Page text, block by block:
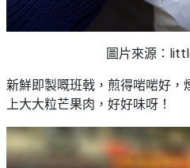
圖片來源：
新鮮即製嘅班戟，煎得啱啱好，
上大大粒芒果肉，好好味呀！